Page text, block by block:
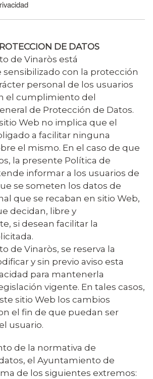
DE DATOS
de Vinaròs está
con la protección
personal de los usuarios
el cumplimiento del
de Protección de Datos.
Web no implica que el
a facilitar ninguna
el mismo. En el caso de que
la presente Política de
informar a los usuarios de
se someten los datos de
que se recaban en sitio Web,
decidan, libre y
si desean facilitar la
de Vinaròs, se reserva la
y sin previo aviso esta
para mantenerla
vigente. En tales casos,
sitio Web los cambios
el fin de que puedan ser
usuario.
de la normativa de
el Ayuntamiento de
de los siguientes extremos: